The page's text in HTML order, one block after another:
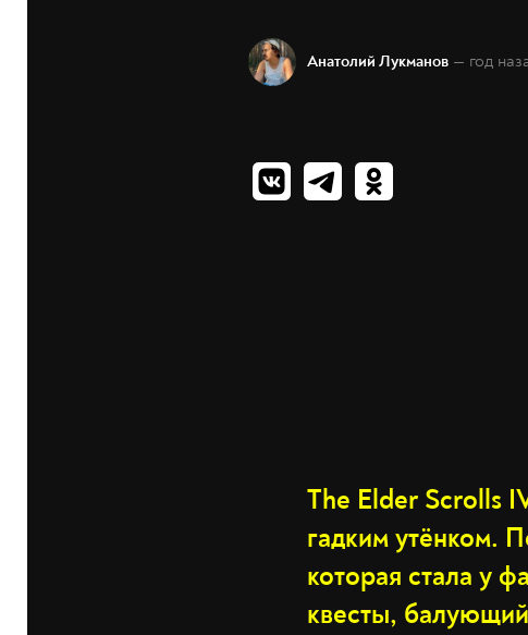
Анатолий Лукманов — год
The Elder Scrolls
гадким утёнком.
которая стала у
квесты,